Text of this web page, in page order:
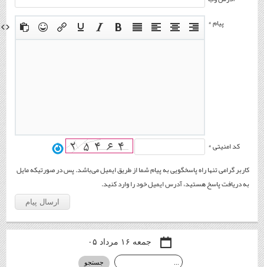
پیام *
کد امنیتی *
کاربر گرامی تنها راه پاسخگویی به پیام شما از طریق ایمیل می‌باشد. پس در صورتیکه مایل
به دریافت پاسخ هستید، آدرس ایمیل خود را وارد کنید.
جمعه ۱۶ مرداد ۰۵